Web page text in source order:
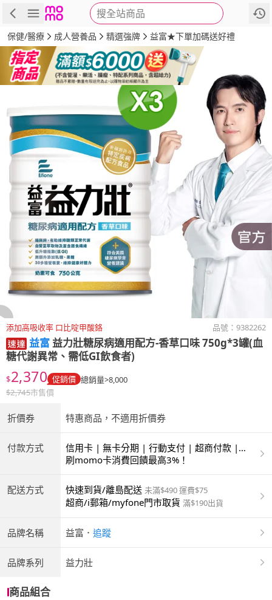
搜全站商品
商品 評價 詳情
保健/醫療 成人營養品 精選強牌 益富★下單加碼送好禮
添加高吸收率 口比啶甲酸鉻 品號： 9382262
益富益力壯糖尿病適用配方-香草口味 750g*3罐(血
糖代謝異常、需低GI飲食者)
$2,370 促銷價 總銷量>8,000
$2,745市售價
折價券 特惠商品，不適用折價券
付款方式
信用卡 | 無卡分期 | 行動支付 | 超商付款 |
ATM | 銀聯卡
刷momo卡消費回饋最高3%！
配送方式 快速到貨/離島配送 未滿$490 運費$75
超商/i郵箱/myfone門市取貨 滿$190出貨
品牌名稱 益富 ． 追蹤
品牌系列 益力壯
商品組合